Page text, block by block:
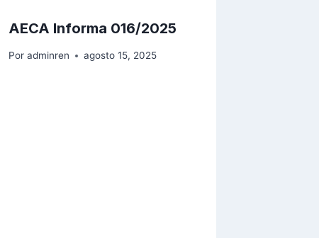
AECA Informa 016/2025
Por adminren agosto 15, 2025